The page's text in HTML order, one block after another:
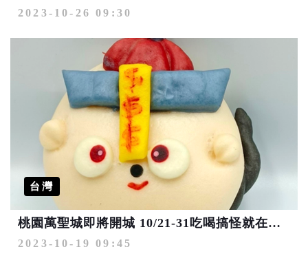
2023-10-26 09:30
台灣
桃園萬聖城即將開城 10/21-31吃喝搞怪就在藝文廣場
2023-10-19 09:45